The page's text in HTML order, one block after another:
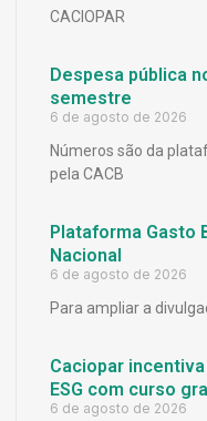
CACIOPAR
Despesa pública
semestre
6 de agosto de 2026
Números são da
pela CACB
Plataforma Gasto
Nacional
6 de agosto de 2026
Para ampliar a
Caciopar
ESG com curso
6 de agosto de 2026